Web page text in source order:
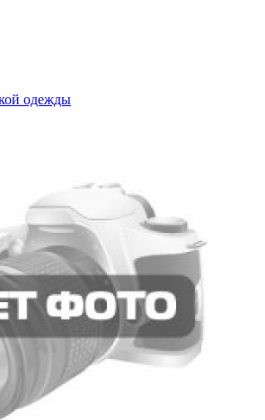
одежды